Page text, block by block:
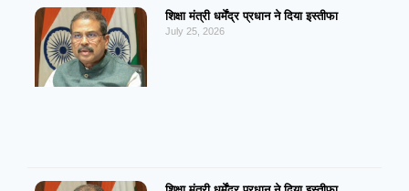
शिक्षा मंत्री धर्मेंद्र प्रधान ने दिया इस्तीफा
July 25, 2026